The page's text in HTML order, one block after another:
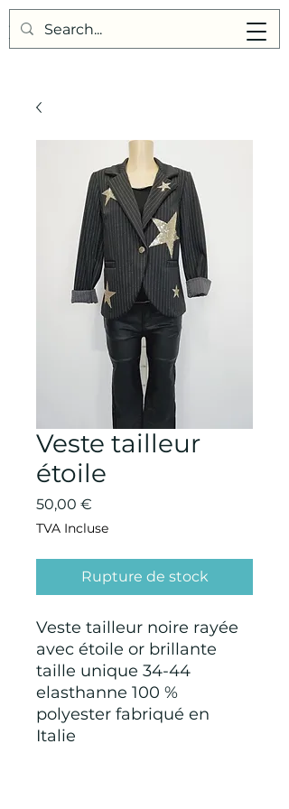
Points de Suture
Veste tailleur
étoile
50,00 €
TVA Incluse
Rupture de stock
Veste tailleur noire rayée
avec étoile or brillante
taille unique 34-44
elasthanne 100 %
polyester fabriqué en
Italie